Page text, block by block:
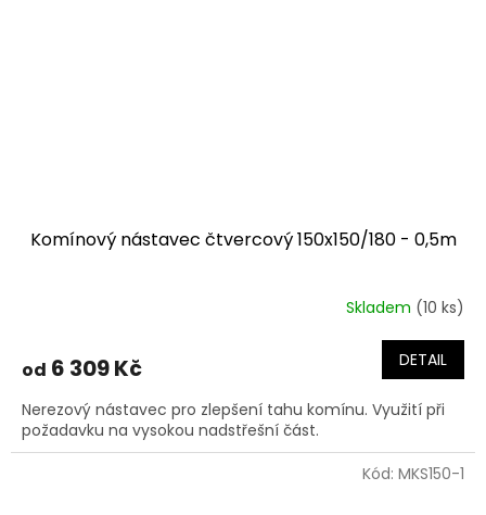
Komínový nástavec čtvercový 150x150/180 - 0,5m
Skladem (10 ks)
od 6 309 Kč DETAIL
Nerezový nástavec pro zlepšení tahu komínu. Využití při
požadavku na vysokou nadstřešní část.
Kód: MKS150-1